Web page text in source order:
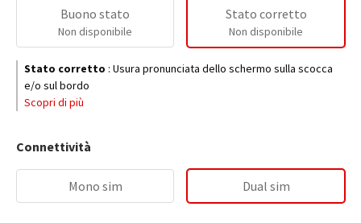
Buono stato
Non disponibile
Stato corretto
Non disponibile
Stato corretto : Usura pronunciata dello schermo sulla scocca
e/o sul bordo
Scopri di più
Connettività
Mono sim Dual sim